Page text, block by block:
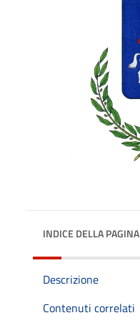
INDICE DELLA PAGINA
Descrizione
Contenuti correlati